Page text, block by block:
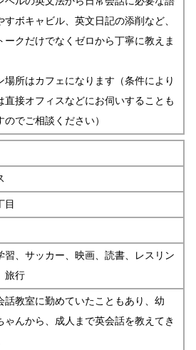
すボキャビル、英文日記の添削など、
ークだけでなくゼロから丁寧に教えま
場所はカフェになります（条件により
直接オフィスなどにお伺いすることも
のでご相談ください）
目
習、サッカー、映画、読書、レスリン
旅行
話教室に勤めていたこともあり、幼
ゃんから、成人まで英会話を教えてき